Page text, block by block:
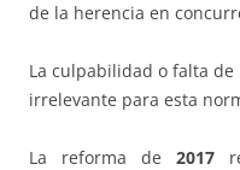
de la herencia en
La culpabilidad o falta
irrelevante para esta
La reforma de 2017